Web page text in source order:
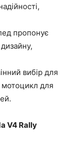
пропонує
вибір для
мотоцикл для
V4 Rally